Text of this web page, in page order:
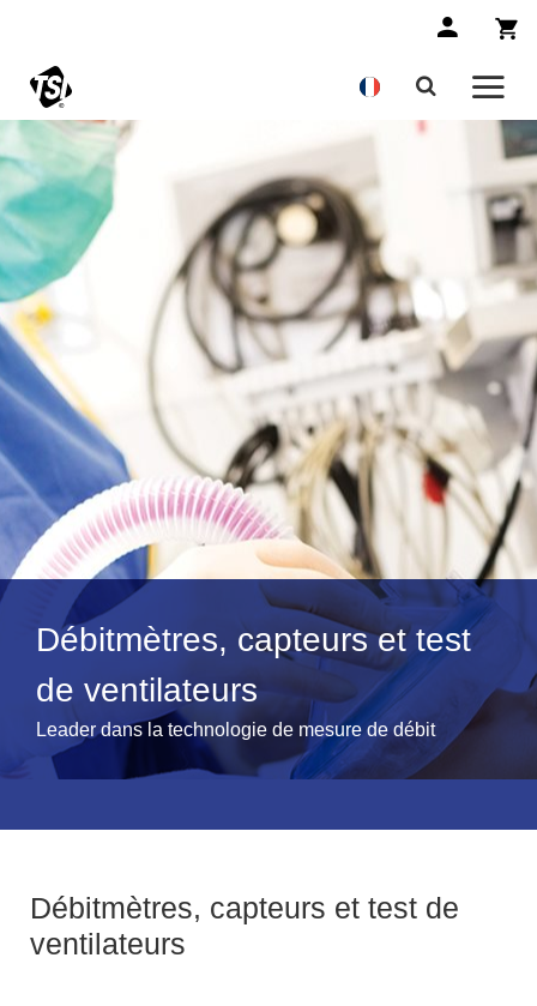
Débitmètres, capteurs et test
de ventilateurs
Leader dans la technologie de mesure de débit
Débitmètres, capteurs et test de
ventilateurs